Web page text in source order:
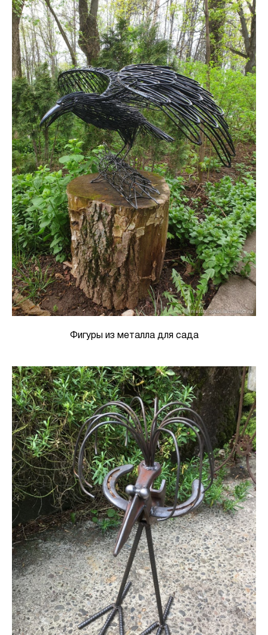
Фигуры из металла для сада